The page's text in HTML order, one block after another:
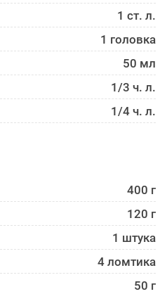
1 ст. л.
1 головка
50 мл
1/3 ч. л.
1/4 ч. л.
400 г
120 г
1 штука
4 ломтика
50 г